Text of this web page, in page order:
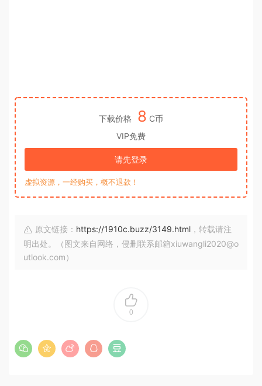
下载价格 8 C币
VIP免费
请先登录
虚拟资源，一经购买，概不退款！
原文链接： https://1910c.buzz/3149.html ，转载请注
明出处。（图文来自网络，侵删联系邮箱xiuwangli2020@o
utlook.com）
0